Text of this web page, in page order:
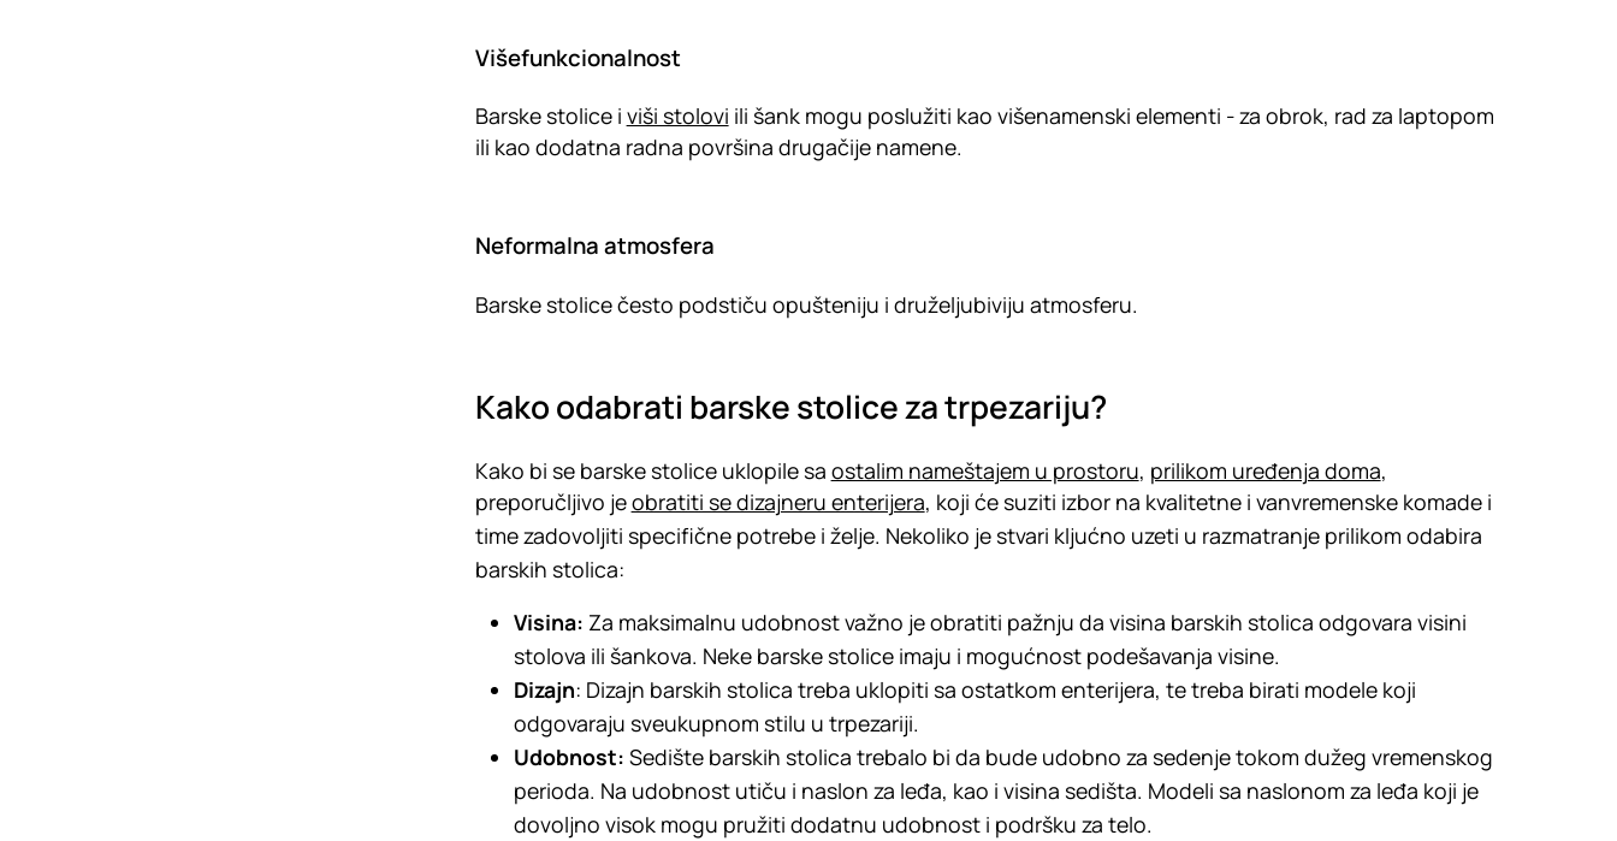
Višefunkcionalnost
Barske stolice i viši stolovi ili šank mogu poslužiti kao višenamenski elementi - za obrok, rad za laptopom
ili kao dodatna radna površina drugačije namene.
Neformalna atmosfera
Barske stolice često podstiču opušteniju i druželjubiviju atmosferu.
Kako odabrati barske stolice za trpezariju?
Kako bi se barske stolice uklopile sa ostalim nameštajem u prostoru, prilikom uređenja doma,
preporučljivo jeobratiti se dizajneru enterijera, koji će suziti izbor na kvalitetne i vanvremenske komade i
time zadovoljiti specifične potrebe i želje. Nekoliko je stvari kljućno uzeti u razmatranje prilikom odabira
barskih stolica:
Visina: Za maksimalnu udobnost važno je obratiti pažnju da visina barskih stolica odgovara visini
stolova ili šankova. Neke barske stolice imaju i mogućnost podešavanja visine.
Dizajn: Dizajn barskih stolica treba uklopiti sa ostatkom enterijera, te treba birati modele koji
odgovaraju sveukupnom stilu u trpezariji.
Udobnost: Sedište barskih stolica trebalo bi da bude udobno za sedenje tokom dužeg vremenskog
perioda. Na udobnost utiču i naslon za leđa, kao i visina sedišta. Modeli sa naslonom za leđa koji je
dovoljno visok mogu pružiti dodatnu udobnost i podršku za telo.